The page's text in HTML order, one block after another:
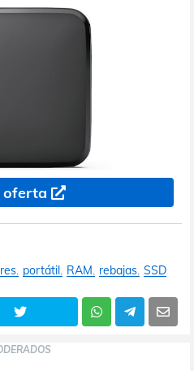
oferta
portátil RAM rebajas SSD